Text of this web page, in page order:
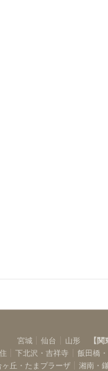
宮城 仙台 山形 【関
下北沢・吉祥寺 飯田橋
ヶ丘・たまプラーザ 湘南・